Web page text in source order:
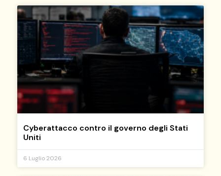
Cyberattacco contro il governo degli Stati
Uniti
6 Luglio 2026